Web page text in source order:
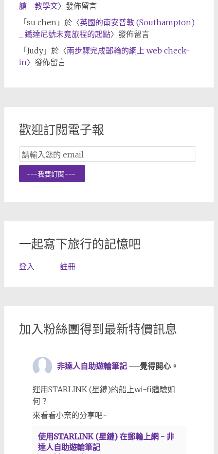
艙 _ 教學文〉發佈留言
「su chen 」於〈英國的南安普敦 (Southampton)
_ 鐵達尼號未竟旅程的起點〉發佈留言
「Judy」於〈兩步驟完成郵輪的網上 web check-
in〉發佈留言
歡迎訂閱電子報
Email
Subscription
---我要訂閱---
一起寫下旅行的記憶吧
登入 註冊
加入粉絲團得到最新特價訊息
非達人自助遊輪筆記 ──覺得開心。
運用STARLINK (星鏈)的船上wi-fi體驗如
何？
來看看小奈的分享吧~
使用STARLINK (星鏈) 在郵輪上網 - 非
達人自助遊輪筆記